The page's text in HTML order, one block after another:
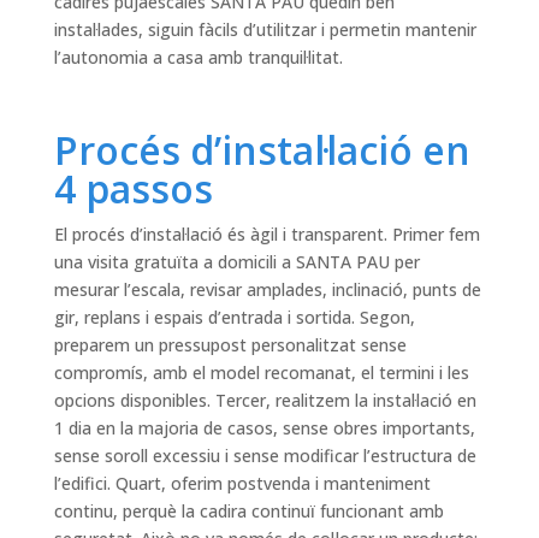
instal·lades, siguin fàcils d’utilitzar i permetin mantenir
l’autonomia a casa amb tranquil·litat.
Procés d’instal·lació en
4 passos
El procés d’instal·lació és àgil i transparent. Primer fem
una visita gratuïta a domicili a SANTA PAU per
mesurar l’escala, revisar amplades, inclinació, punts de
gir, replans i espais d’entrada i sortida. Segon,
preparem un pressupost personalitzat sense
compromís, amb el model recomanat, el termini i les
opcions disponibles. Tercer, realitzem la instal·lació en
1 dia en la majoria de casos, sense obres importants,
sense soroll excessiu i sense modificar l’estructura de
l’edifici. Quart, oferim postvenda i manteniment
continu, perquè la cadira continuï funcionant amb